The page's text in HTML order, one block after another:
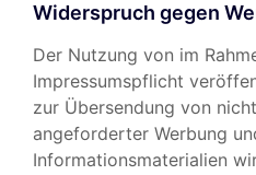
Widerspruch gegen
Der Nutzung von im
Impressumspflicht
zur Übersendung von
angeforderter Werbung
Informationsmaterialien